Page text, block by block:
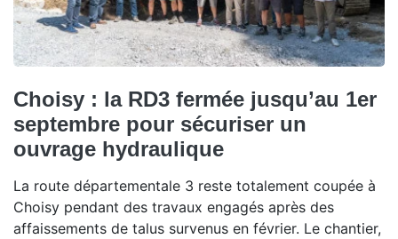
Choisy : la RD3 fermée jusqu’au 1er
septembre pour sécuriser un
ouvrage hydraulique
La route départementale 3 reste totalement coupée à
Choisy pendant des travaux engagés après des
affaissements de talus survenus en février. Le chantier,